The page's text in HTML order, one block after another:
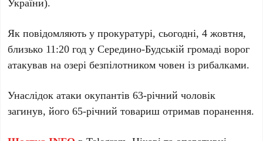
Як повідомляють у прокуратурі, сьогодні, 4 жовтня,
близько 11:20 год у Середино-Будській громаді ворог
атакував на озері безпілотником човен із рибалками.
Унаслідок атаки окупантів 63-річний чоловік
загинув, його 65-річний товариш отримав поранення.